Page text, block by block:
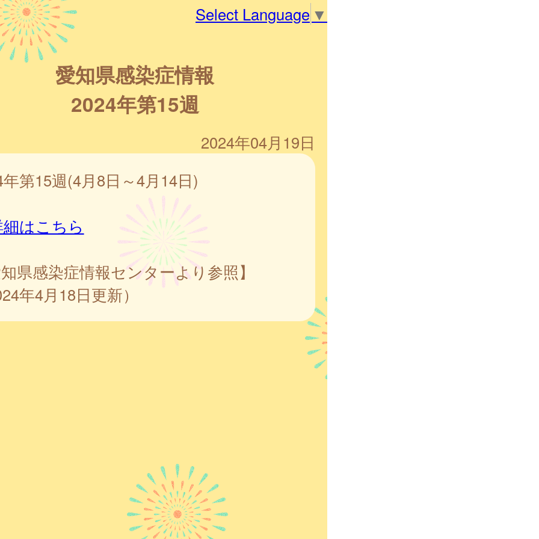
Select Language ▼
愛知県感染症情報
2024年第15週
2024年04月19日
第15週(4月8日～4月14日)
はこちら
県感染症情報センターより参照】
年4月18日更新）